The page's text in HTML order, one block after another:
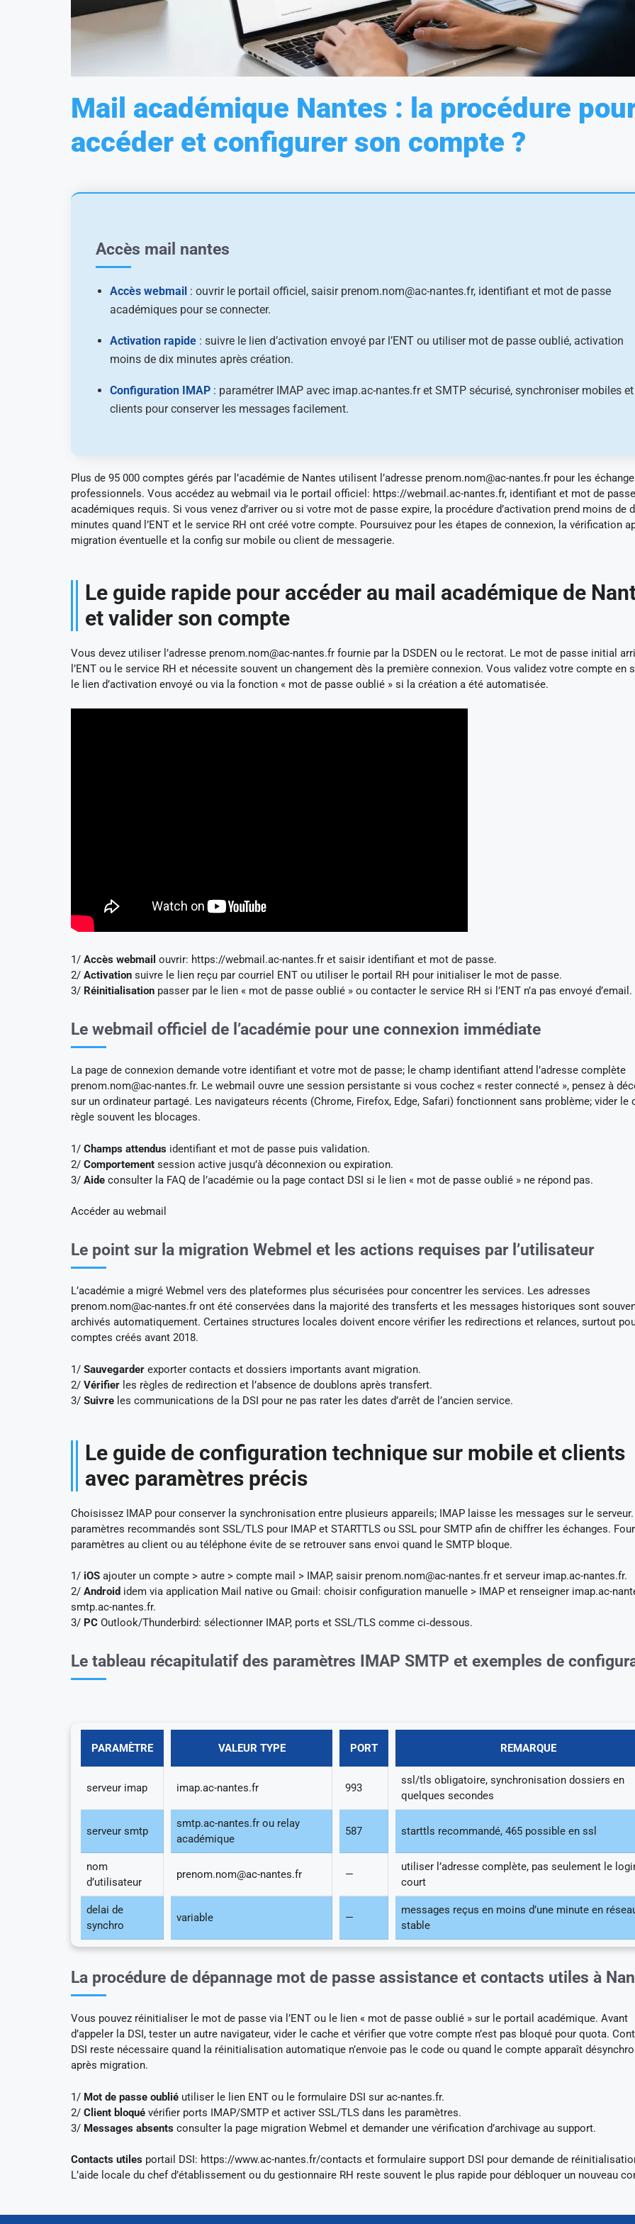
Mail académique Nantes : la procédure
accéder et configurer son compte ?
Accès mail nantes
Accès webmail : ouvrir le portail officiel, saisir prenom.nom@ac-nantes.fr, identifiant et mot de passe
académiques pour se connecter.
Activation rapide : suivre le lien d’activation envoyé par l’ENT ou utiliser mot de passe oublié, activation
moins de dix minutes après création.
Configuration IMAP : paramétrer IMAP avec imap.ac-nantes.fr et SMTP sécurisé, synchroniser mobiles et
clients pour conserver les messages facilement.
Plus de 95 000 comptes gérés par l’académie de Nantes utilisent l’adresse prenom.nom@ac-nantes.fr pour les
professionnels. Vous accédez au webmail via le portail officiel: https://webmail.ac-nantes.fr, identifiant et mot de passe
académiques requis. Si vous venez d’arriver ou si votre mot de passe expire, la procédure d’activation prend moins de
minutes quand l’ENT et le service RH ont créé votre compte. Poursuivez pour les étapes de connexion, la vérification
migration éventuelle et la config sur mobile ou client de messagerie.
Le guide rapide pour accéder au mail académique de
et valider son compte
Vous devez utiliser l’adresse prenom.nom@ac-nantes.fr fournie par la DSDEN ou le rectorat. Le mot de passe initial
l’ENT ou le service RH et nécessite souvent un changement dès la première connexion. Vous validez votre compte en
le lien d’activation envoyé ou via la fonction « mot de passe oublié » si la création a été automatisée.
1/ Accès webmail ouvrir: https://webmail.ac-nantes.fr et saisir identifiant et mot de passe.
2/ Activation suivre le lien reçu par courriel ENT ou utiliser le portail RH pour initialiser le mot de passe.
3/ Réinitialisation passer par le lien « mot de passe oublié » ou contacter le service RH si l’ENT n’a pas envoyé d’email.
Le webmail officiel de l’académie pour une connexion immédiate
La page de connexion demande votre identifiant et votre mot de passe; le champ identifiant attend l’adresse complète
prenom.nom@ac-nantes.fr. Le webmail ouvre une session persistante si vous cochez « rester connecté », pensez à
sur un ordinateur partagé. Les navigateurs récents (Chrome, Firefox, Edge, Safari) fonctionnent sans problème; vider le
règle souvent les blocages.
1/ Champs attendus identifiant et mot de passe puis validation.
2/ Comportement session active jusqu’à déconnexion ou expiration.
3/ Aide consulter la FAQ de l’académie ou la page contact DSI si le lien « mot de passe oublié » ne répond pas.
Accéder au webmail
Le point sur la migration Webmel et les actions requises par l’utilisateur
L’académie a migré Webmel vers des plateformes plus sécurisées pour concentrer les services. Les adresses
prenom.nom@ac-nantes.fr ont été conservées dans la majorité des transferts et les messages historiques sont
archivés automatiquement. Certaines structures locales doivent encore vérifier les redirections et relances, surtout
comptes créés avant 2018.
1/ Sauvegarder exporter contacts et dossiers importants avant migration.
2/ Vérifier les règles de redirection et l’absence de doublons après transfert.
3/ Suivre les communications de la DSI pour ne pas rater les dates d’arrêt de l’ancien service.
Le guide de configuration technique sur mobile et clients
avec paramètres précis
Choisissez IMAP pour conserver la synchronisation entre plusieurs appareils; IMAP laisse les messages sur le serveur.
paramètres recommandés sont SSL/TLS pour IMAP et STARTTLS ou SSL pour SMTP afin de chiffrer les échanges.
paramètres au client ou au téléphone évite de se retrouver sans envoi quand le SMTP bloque.
1/ iOS ajouter un compte > autre > compte mail > IMAP, saisir prenom.nom@ac-nantes.fr et serveur imap.ac-nantes.fr.
2/ Android idem via application Mail native ou Gmail: choisir configuration manuelle > IMAP et renseigner imap.ac-
smtp.ac-nantes.fr.
3/ PC Outlook/Thunderbird: sélectionner IMAP, ports et SSL/TLS comme ci‑dessous.
Le tableau récapitulatif des paramètres IMAP SMTP et exemples de
PARAMÈTRE VALEUR TYPE PORT REMARQUE
serveur imap imap.ac-nantes.fr 993
ssl/tls obligatoire, synchronisation dossiers en
quelques secondes
serveur smtp
smtp.ac-nantes.fr ou relay
académique
587 starttls recommandé, 465 possible en ssl
nom
d’utilisateur
prenom.nom@ac-nantes.fr —
utiliser l’adresse complète, pas seulement le
court
delai de
synchro
variable —
messages reçus en moins d’une minute en
stable
La procédure de dépannage mot de passe assistance et contacts utiles à
Vous pouvez réinitialiser le mot de passe via l’ENT ou le lien « mot de passe oublié » sur le portail académique. Avant
d’appeler la DSI, tester un autre navigateur, vider le cache et vérifier que votre compte n’est pas bloqué pour quota.
DSI reste nécessaire quand la réinitialisation automatique n’envoie pas le code ou quand le compte apparaît
après migration.
1/ Mot de passe oublié utiliser le lien ENT ou le formulaire DSI sur ac-nantes.fr.
2/ Client bloqué vérifier ports IMAP/SMTP et activer SSL/TLS dans les paramètres.
3/ Messages absents consulter la page migration Webmel et demander une vérification d’archivage au support.
Contacts utiles portail DSI: https://www.ac-nantes.fr/contacts et formulaire support DSI pour demande de
L’aide locale du chef d’établissement ou du gestionnaire RH reste souvent le plus rapide pour débloquer un nouveau